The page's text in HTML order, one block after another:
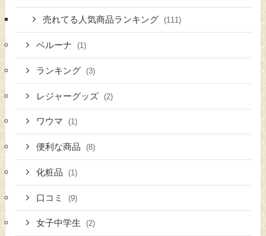
売れてる人気商品ランキング (111)
ベルーナ (1)
ランキング (3)
レジャーグッズ (2)
ワウマ (1)
便利な商品 (8)
化粧品 (1)
口コミ (9)
女子中学生 (2)